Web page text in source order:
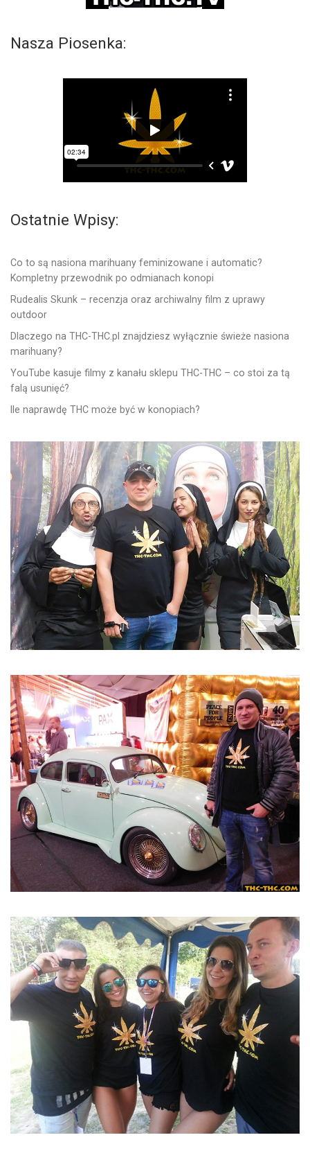
Nasza Piosenka:
Ostatnie Wpisy:
Co to są nasiona marihuany feminizowane i automatic?
Kompletny przewodnik po odmianach konopi
Rudealis Skunk – recenzja oraz archiwalny film z uprawy
outdoor
Dlaczego na THC-THC.pl znajdziesz wyłącznie świeże nasiona
marihuany?
YouTube kasuje filmy z kanału sklepu THC-THC – co stoi za tą
falą usunięć?
Ile naprawdę THC może być w konopiach?